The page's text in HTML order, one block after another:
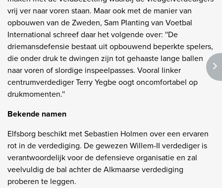
vrij ver naar voren staan. Maar ook met de manier van
opbouwen van de Zweden, Sam Planting van Voetbal
International schreef daar het volgende over: ''De
driemansdefensie bestaat uit opbouwend beperkte spelers,
die onder druk te dwingen zijn tot gehaaste lange ballen
naar voren of slordige inspeelpasses. Vooral linker
centrumverdediger Terry Yegbe oogt oncomfortabel op
drukmomenten.''
Bekende namen
Elfsborg beschikt met Sebastien Holmen over een ervaren
rot in de verdediging. De gewezen Willem-II verdediger is
verantwoordelijk voor de defensieve organisatie en zal
veelvuldig de bal achter de Alkmaarse verdediging
proberen te leggen.